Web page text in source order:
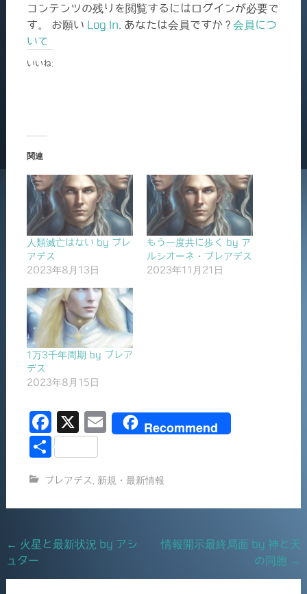
コンテンツの残りを閲覧するにはログインが必要で
す。 お願い Log In . あなたは会員ですか ? 会員につ
いて
いいね:
関連
人類滅亡はない by プレ
アデス
2023年8月13日
もう一度共に歩く by ア
ルシオーネ・プレアデス
2023年11月21日
1万3千年周期 by プレア
デス
2023年8月15日
F
a
e
b
o
k
X
E
l
Recommend
共
プレアデス 新規・最新情報
Post
navigation
← 火星と最新状況 by アシ
ュター
情報開示最終局面 by 神と天
の同胞 →